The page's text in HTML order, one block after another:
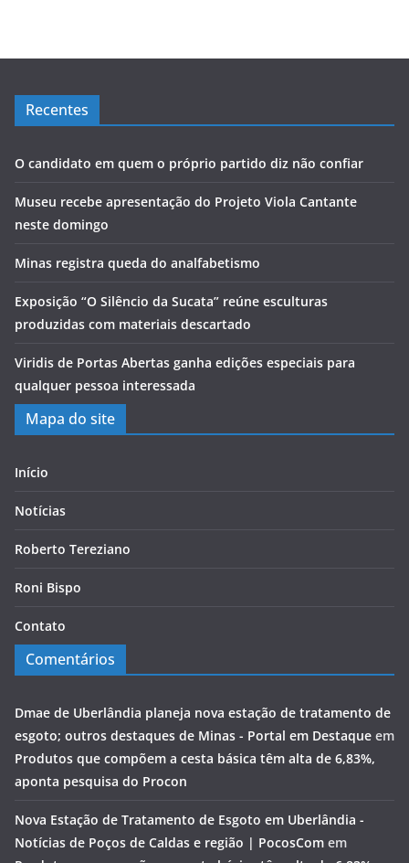
Recentes
O candidato em quem o próprio partido diz não confiar
Museu recebe apresentação do Projeto Viola Cantante
neste domingo
Minas registra queda do analfabetismo
Exposição “O Silêncio da Sucata” reúne esculturas
produzidas com materiais descartado
Viridis de Portas Abertas ganha edições especiais para
qualquer pessoa interessada
Mapa do site
Início
Notícias
Roberto Tereziano
Roni Bispo
Contato
Comentários
Dmae de Uberlândia planeja nova estação de tratamento de
esgoto; outros destaques de Minas - Portal em Destaque em
Produtos que compõem a cesta básica têm alta de 6,83%,
aponta pesquisa do Procon
Nova Estação de Tratamento de Esgoto em Uberlândia -
Notícias de Poços de Caldas e região | PocosCom em